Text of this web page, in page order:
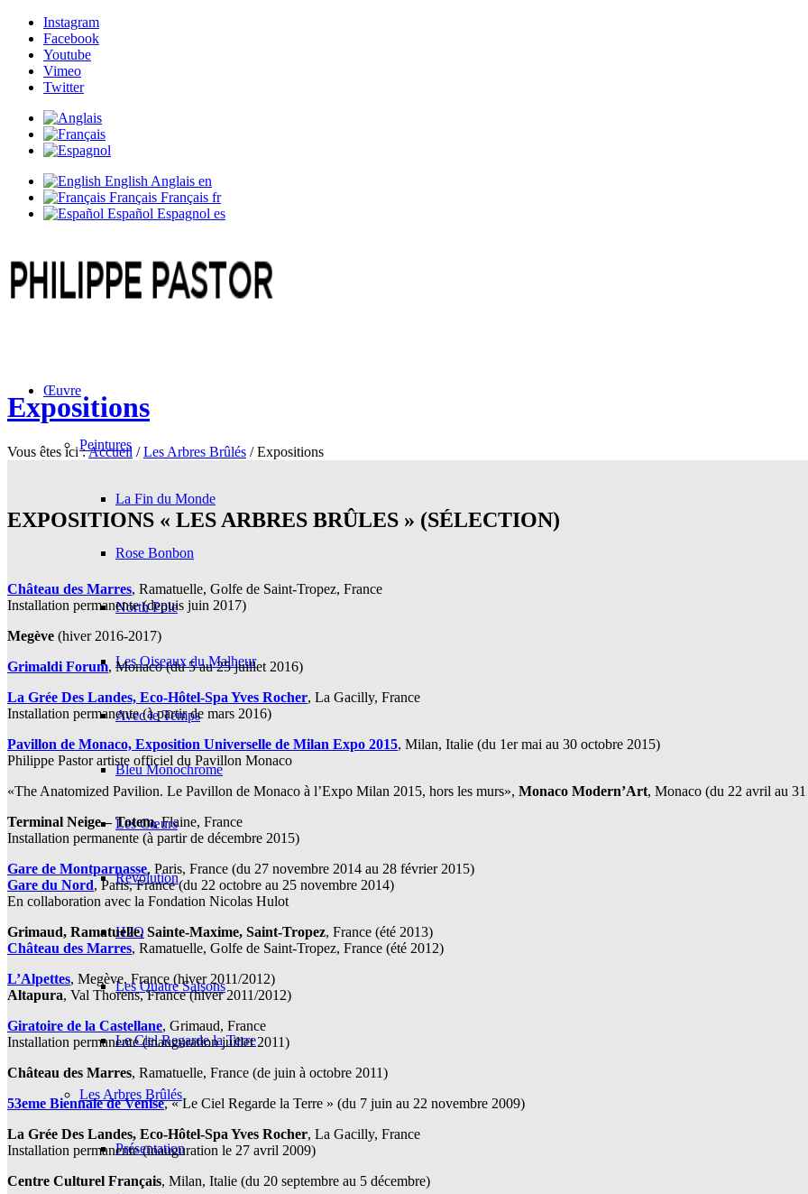
Instagram
Facebook
Youtube
Vimeo
Twitter
English Anglais en
Français Français fr
Español Espagnol es
Œuvre
Peintures
La Fin du Monde
Rose Bonbon
North Pole
Les Oiseaux du Malheur
Avec le Temps
Bleu Monochrome
Les Cœurs
Revolution
H2O
Les Quatre Saisons
Le Ciel Regarde la Terre
Les Arbres Brûlés
Présentation
Expositions
Vous êtes ici :Accueil / Les Arbres Brûlés / Expositions
EXPOSITIONS « LES ARBRES BRÛLES » (SÉLECTION)
Château des Marres, Ramatuelle, Golfe de Saint-Tropez, France
Installation permanente (depuis juin 2017)
Megève (hiver 2016-2017)
Grimaldi Forum, Monaco (du 5 au 25 juillet 2016)
La Grée Des Landes, Eco-Hôtel-Spa Yves Rocher, La Gacilly, France
Installation permanente (à partir de mars 2016)
Pavillon de Monaco, Exposition Universelle de Milan Expo 2015, Milan, Italie (du 1er mai au 30 octobre 2015)
Philippe Pastor artiste officiel du Pavillon Monaco
«The Anatomized Pavilion. Le Pavillon de Monaco à l’Expo Milan 2015, hors les murs», Monaco Modern’Art, Monaco (du 22 avril au
Terminal Neige – Totem, Flaine, France
Installation permanente (à partir de décembre 2015)
Gare de Montparnasse, Paris, France (du 27 novembre 2014 au 28 février 2015)
Gare du Nord, Paris, France (du 22 octobre au 25 novembre 2014)
En collaboration avec la Fondation Nicolas Hulot
Grimaud, Ramatuelle, Sainte-Maxime, Saint-Tropez, France (été 2013)
Château des Marres, Ramatuelle, Golfe de Saint-Tropez, France (été 2012)
L’Alpettes, Megève, France (hiver 2011/2012)
Altapura, Val Thorens, France (hiver 2011/2012)
Giratoire de la Castellane, Grimaud, France
Installation permanente (inauguration juillet 2011)
Château des Marres, Ramatuelle, France (de juin à octobre 2011)
53eme Biennale de Venise, « Le Ciel Regarde la Terre » (du 7 juin au 22 novembre 2009)
La Grée Des Landes, Eco-Hôtel-Spa Yves Rocher, La Gacilly, France
Installation permanente (inauguration le 27 avril 2009)
Centre Culturel Français, Milan, Italie (du 20 septembre au 5 décembre)